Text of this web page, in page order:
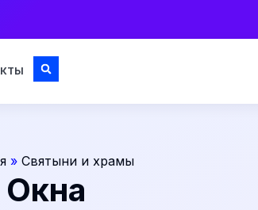
» Святыни и храмы
Окна